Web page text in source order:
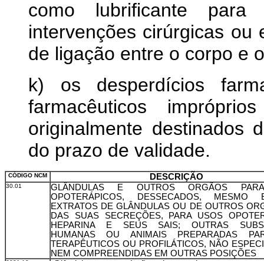
como lubrificante
intervenções cirúrgicas ou
de ligação entre o corpo e
k) os desperdícios
farmacêuticos
originalmente destinados
do prazo de validade.
CÓDIGO NCM DESCRIÇÃO
30.01
GLÂNDULAS E OUTROS ORGÃOS
OPOTERÁPICOS, DESSECADOS,
EXTRATOS DE GLÂNDULAS OU DE OUTROS
DAS SUAS SECREÇÕES, PARA USOS
HEPARINA E SEUS SAIS; OUTRAS
HUMANAS OU ANIMAIS PREPARADAS
TERAPÊUTICOS OU PROFILÁTICOS, NÃO
NEM COMPREENDIDAS EM OUTRAS POSIÇÕES